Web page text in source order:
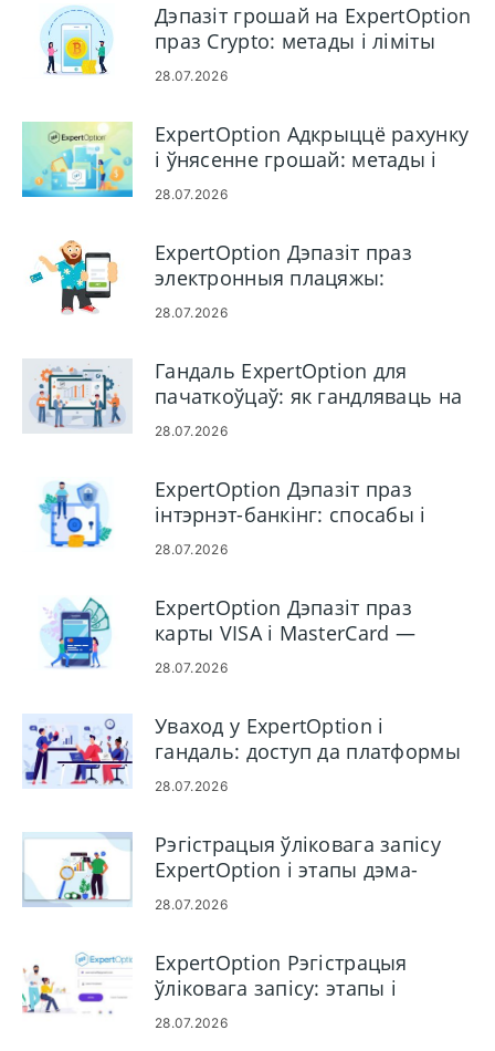
Дэпазіт грошай на ExpertOption
праз Crypto: метады і ліміты
28.07.2026
ExpertOption Адкрыццё рахунку
і ўнясенне грошай: метады і
ліміты
28.07.2026
ExpertOption Дэпазіт праз
электронныя плацяжы:
спосабы, ліміты і час апрацоўкі
28.07.2026
Гандаль ExpertOption для
пачаткоўцаў: як гандляваць на
платформе
28.07.2026
ExpertOption Дэпазіт праз
інтэрнэт-банкінг: спосабы і
ліміты
28.07.2026
ExpertOption Дэпазіт праз
карты VISA і MasterCard —
Правілы папаўнення карт
28.07.2026
Уваход у ExpertOption і
гандаль: доступ да платформы
бінарных апцыён
28.07.2026
Рэгістрацыя ўліковага запісу
ExpertOption і этапы дэма-
гандлю
28.07.2026
ExpertOption Рэгістрацыя
ўліковага запісу: этапы і
патрабаванні
28.07.2026